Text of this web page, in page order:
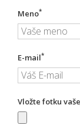
Meno*
E-mail*
Vložte fotku